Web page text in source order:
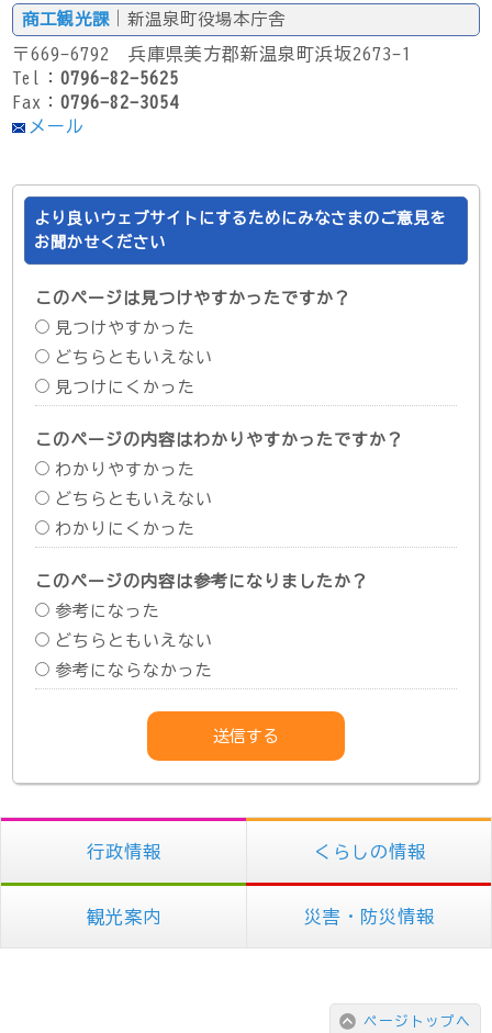
商工観光課 ｜新温泉町役場本庁舎
〒669-6792 兵庫県美方郡新温泉町浜坂2673-1
Tel：0796-82-5625
Fax：0796-82-3054
メール
より良いウェブサイトにするためにみなさまのご意見を
お聞かせください
このページは見つけやすかったですか？
見つけやすかった
どちらともいえない
見つけにくかった
このページの内容はわかりやすかったですか？
わかりやすかった
どちらともいえない
わかりにくかった
このページの内容は参考になりましたか？
参考になった
どちらともいえない
参考にならなかった
行政情報 くらしの情報
観光案内 災害・防災情報
ページトップへ